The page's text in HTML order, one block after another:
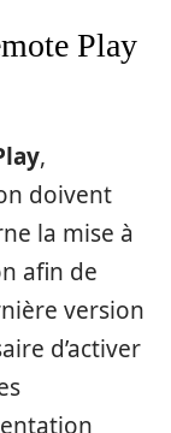
Play
,
doivent
la mise à
afin de
version
d’activer